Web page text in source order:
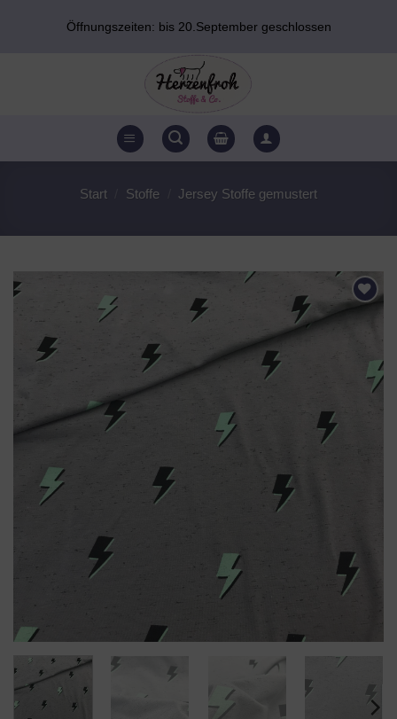
Öffnungszeiten: bis 20.September geschlossen
Start Stoffe Jersey Stoffe gemustert
AUF DEN